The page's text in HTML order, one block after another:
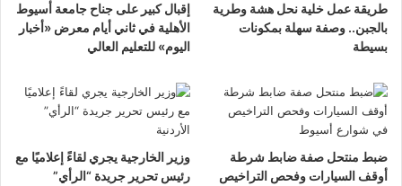
طريقة عمل خلية نحل هشة وطرية
بالجبن.. وصفة سهلة بمكونات
بسيطة
إقبال كبير على جناح جامعة أسيوط
الأهلية في ثاني أيام معرض «أخبار
اليوم» للتعليم العالي
ضبط منتحل صفة ضابط شرطة
أوقف السيارات وفحص التراخيص
وزير الخارجية يجري لقاءً إعلاميًا مع
رئيس تحرير جريدة “الرأي”